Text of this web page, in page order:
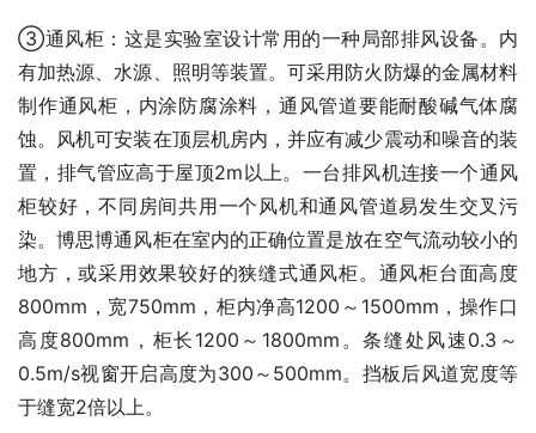
③通风柜：这是实验室设计常用的一种局部排风设备。内
有加热源、水源、照明等装置。可采用防火防爆的金属材料
制作通风柜，内涂防腐涂料，通风管道要能耐酸碱气体腐
蚀。风机可安装在顶层机房内，并应有减少震动和噪音的装
置，排气管应高于屋顶2m以上。一台排风机连接一个通风
柜较好，不同房间共用一个风机和通风管道易发生交叉污
染。博思博通风柜在室内的正确位置是放在空气流动较小的
地方，或采用效果较好的狭缝式通风柜。通风柜台面高度
800mm，宽750mm，柜内净高1200～1500mm，操作口
高度800mm，柜长1200～1800mm。条缝处风速0.3～
0.5m/s视窗开启高度为300～500mm。挡板后风道宽度等
于缝宽2倍以上。